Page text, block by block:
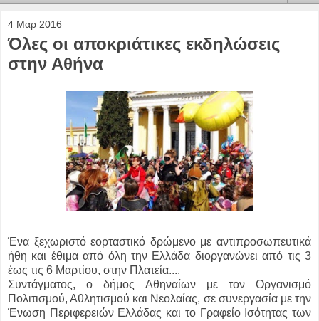
4 Μαρ 2016
Όλες οι αποκριάτικες εκδηλώσεις
στην Αθήνα
Ένα ξεχωριστό εορταστικό δρώμενο με αντιπροσωπευτικά
ήθη και έθιμα από όλη την Ελλάδα διοργανώνει από τις 3
έως τις 6 Μαρτίου, στην Πλατεία....
Συντάγματος, ο δήμος Αθηναίων με τον Οργανισμό
Πολιτισμού, Αθλητισμού και Νεολαίας, σε συνεργασία με την
Ένωση Περιφερειών Ελλάδας και το Γραφείο Ισότητας των